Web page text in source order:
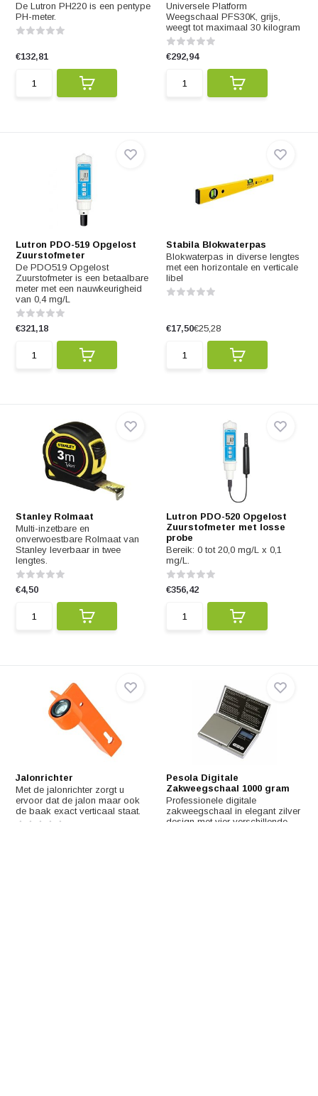
De Lutron PH220 is een pentype
PH-meter.
€132,81
Universele Platform
Weegschaal PFS30K, grijs,
weegt tot maximaal 30 kilogram
€292,94
Lutron PDO-519 Opgelost
Zuurstofmeter
De PDO519 Opgelost
Zuurstofmeter is een betaalbare
meter met een nauwkeurigheid
van 0,4 mg/L
€321,18
Stabila Blokwaterpas
Blokwaterpas in diverse lengtes
met een horizontale en verticale
libel
€17,50€25,28
Stanley Rolmaat
Multi-inzetbare en
onverwoestbare Rolmaat van
Stanley leverbaar in twee
lengtes.
€4,50
Lutron PDO-520 Opgelost
Zuurstofmeter met losse
probe
Bereik: 0 tot 20,0 mg/L x 0,1
mg/L.
€356,42
Jalonrichter
Met de jalonrichter zorgt u
ervoor dat de jalon maar ook
de baak exact verticaal staat.
Pesola Digitale
Zakweegschaal 1000 gram
Professionele digitale
zakweegschaal in elegant zilver
design met vier verschillende